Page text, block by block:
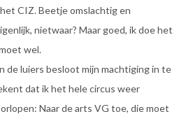
CIZ. Beetje omslachtig en
nietwaar? Maar goed, ik doe het
wel.
de luiers besloot mijn machtiging in te
dat ik het hele circus weer
Naar de arts VG toe, die moet